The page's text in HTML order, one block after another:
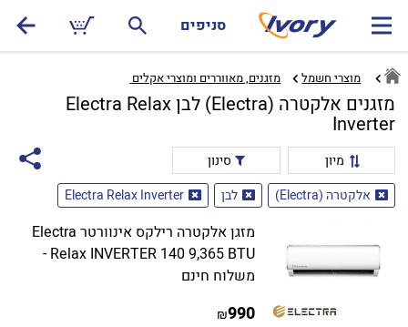
סניפים
מוצרי חשמל מזגנים, מאווררים ומוצרי אקלים ‏
מזגנים אלקטרה (Electra) לבן Electra Relax
Inverter
מיון
סינון
אלקטרה (Electra)
לבן Electra Relax Inverter
מזגן אלקטרה רילקס אינוורטר Electra
Relax INVERTER 140 9,365 BTU -
משלוח חינם
990
₪